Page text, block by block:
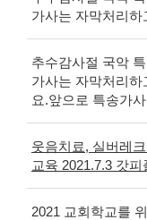
가사는 자막처리
추수감사절 국악
가사는 자막처리
요.앞으로 특송가
웃음치료, 실버레
교육 2021.7.3 갓
2021 교회학교를